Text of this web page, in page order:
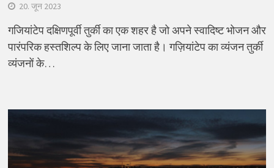
20. जून 2023
गजियांटेप दक्षिणपूर्वी तुर्की का एक शहर है जो अपने स्वादिष्ट भोजन और
पारंपरिक हस्तशिल्प के लिए जाना जाता है। गज़ियांटेप का व्यंजन तुर्की
व्यंजनों के…